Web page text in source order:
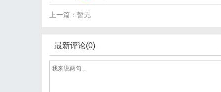
上一篇：暂无
最新评论(0)